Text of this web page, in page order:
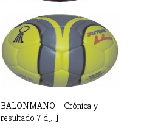
VOLEIBOL - Crónica y
resultados 7-8[...]
BALONMANO - Crónica y
resultado 7 d[...]